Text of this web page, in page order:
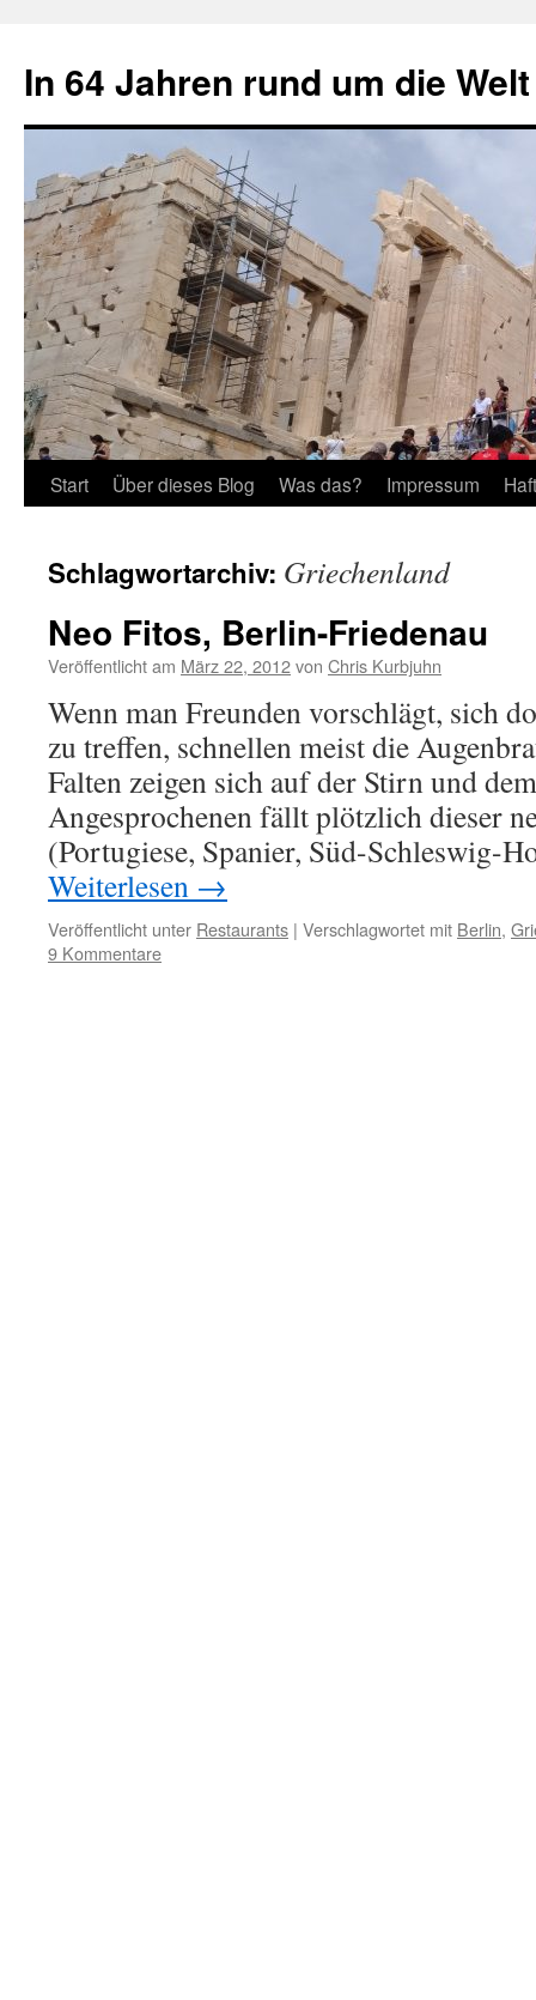
springen
In 64 Jahren rund um die Welt
Start Über dieses Blog Was das? Impressum
Schlagwortarchiv: Griechenland
Neo Fitos, Berlin-Friedenau
Veröffentlicht am März 22, 2012von Chris Kurbjuhn
Wenn man Freunden vorschlägt, sich
zu treffen, schnellen meist die
Falten zeigen sich auf der Stirn und
Angesprochenen fällt plötzlich dieser
(Portugiese, Spanier, Süd-Schleswig-
Weiterlesen →
Veröffentlicht unter Restaurants | Verschlagwortet mit Berlin,
9 Kommentare